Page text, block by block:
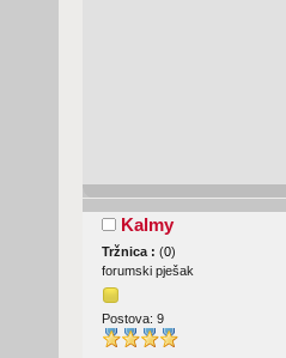
Kalmy
Tržnica : (0)
forumski pješak
Postova: 9